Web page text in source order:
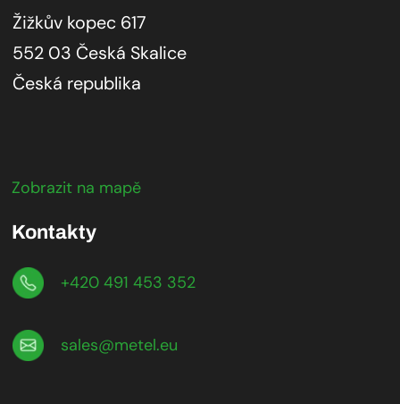
Žižkův kopec 617
552 03 Česká Skalice
Česká republika
Zobrazit na mapě
Kontakty
+420 491 453 352
sales@metel.eu